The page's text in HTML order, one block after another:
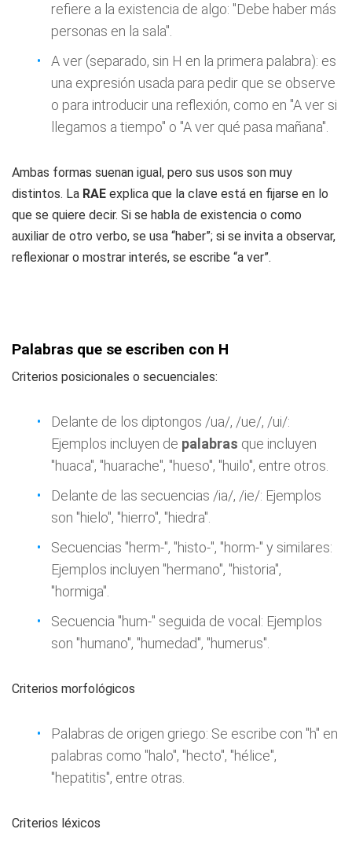
refiere a la existencia de algo: "Debe haber más
personas en la sala".
A ver (separado, sin H en la primera palabra): es
una expresión usada para pedir que se observe
o para introducir una reflexión, como en "A ver si
llegamos a tiempo" o "A ver qué pasa mañana".
Ambas formas suenan igual, pero sus usos son muy
distintos. La RAE explica que la clave está en fijarse en lo
que se quiere decir. Si se habla de existencia o como
auxiliar de otro verbo, se usa “haber”; si se invita a observar,
reflexionar o mostrar interés, se escribe “a ver”.
Palabras que se escriben con H
Criterios posicionales o secuenciales:
Delante de los diptongos /ua/, /ue/, /ui/:
Ejemplos incluyen de palabras que incluyen
"huaca", "huarache", "hueso", "huilo", entre otros.
Delante de las secuencias /ia/, /ie/: Ejemplos
son "hielo", "hierro", "hiedra".
Secuencias "herm-", "histo-", "horm-" y similares:
Ejemplos incluyen "hermano", "historia",
"hormiga".
Secuencia "hum-" seguida de vocal: Ejemplos
son "humano", "humedad", "humerus".
Criterios morfológicos
Palabras de origen griego: Se escribe con "h" en
palabras como "halo", "hecto", "hélice",
"hepatitis", entre otras.
Criterios léxicos